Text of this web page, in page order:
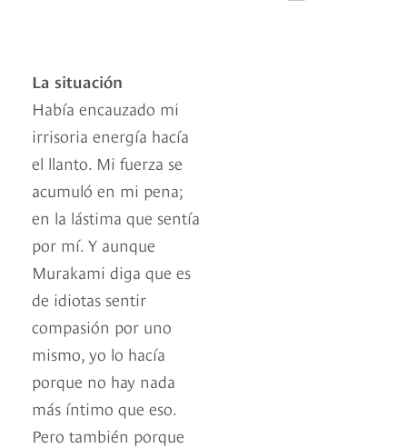
La situación
Había encauzado mi
irrisoria energía hacía
el llanto. Mi fuerza se
acumuló en mi pena;
en la lástima que sentía
por mí. Y aunque
Murakami diga que es
de idiotas sentir
compasión por uno
mismo, yo lo hacía
porque no hay nada
más íntimo que eso.
Pero también porque